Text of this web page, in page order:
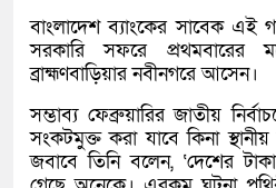
‎বাংলাদেশ ব্যাংকের সাবেক এই
সরকারি সফরে প্রথমবারের
ব্রাহ্মণবাড়িয়ার নবীনগরে আসেন।
সম্ভাব্য ফেব্রুয়ারির জাতীয়
সংকটমুক্ত করা যাবে কিনা
জবাবে তিনি বলেন, ‘দেশের